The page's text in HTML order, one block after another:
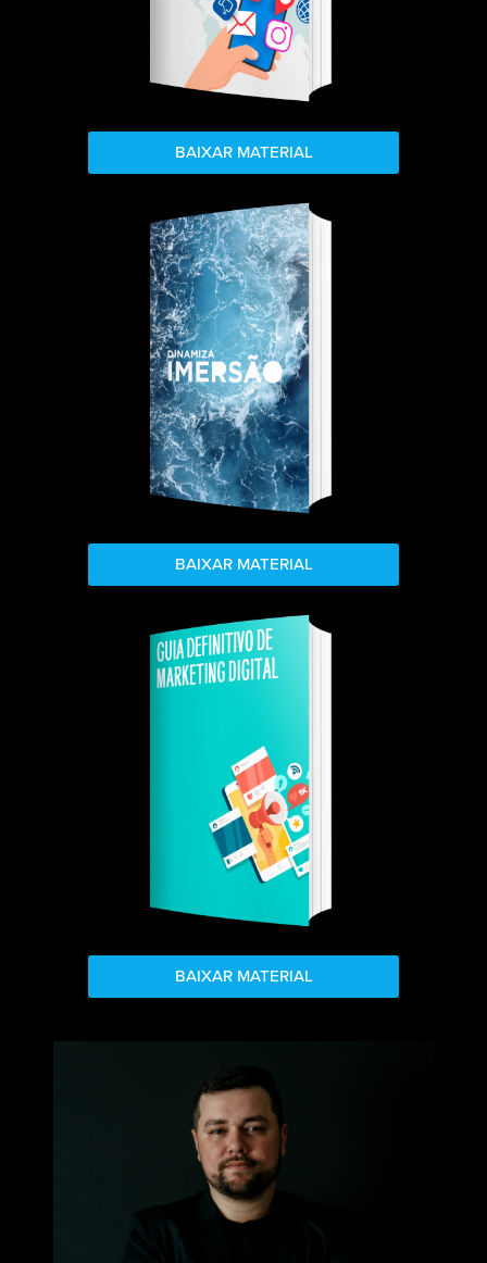
BAIXAR MATERIAL
BAIXAR MATERIAL
BAIXAR MATERIAL